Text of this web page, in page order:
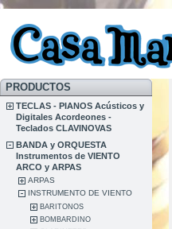
PRODUCTOS
TECLAS - PIANOS Acústicos y
Digitales Acordeones -
Teclados CLAVINOVAS
BANDA y ORQUESTA
Instrumentos de VIENTO
ARCO y ARPAS
ARPAS
INSTRUMENTO DE VIENTO
BARITONOS
BOMBARDINO